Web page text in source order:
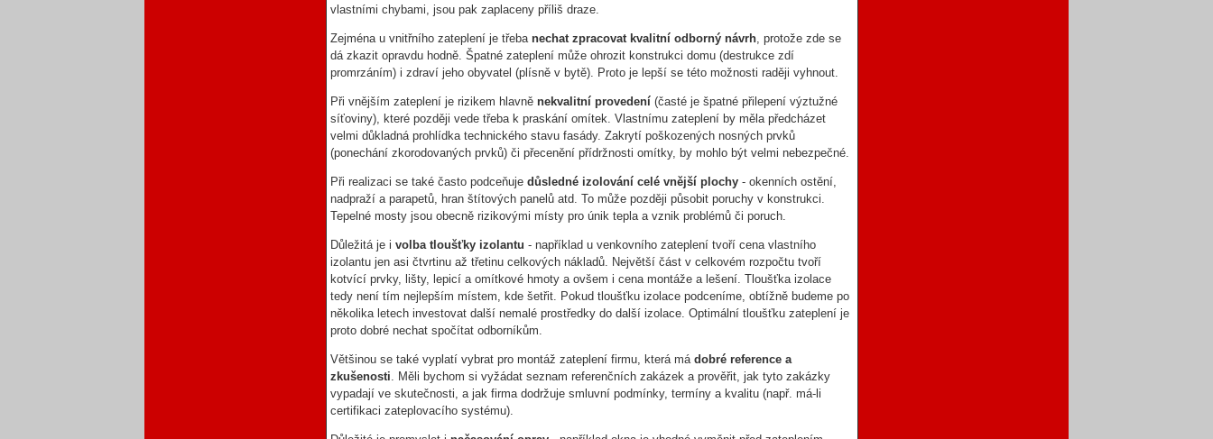
vlastními chybami, jsou pak zaplaceny příliš draze.
Zejména u vnitřního zateplení je třebanechat zpracovat kvalitní odborný návrh, protože zde se
dá zkazit opravdu hodně. Špatné zateplení může ohrozit konstrukci domu (destrukce zdí
promrzáním) i zdraví jeho obyvatel (plísně v bytě). Proto je lepší se této možnosti raději vyhnout.
Při vnějším zateplení je rizikem hlavněnekvalitní provedení (časté je špatné přilepení výztužné
síťoviny), které později vede třeba k praskání omítek. Vlastnímu zateplení by měla předcházet
velmi důkladná prohlídka technického stavu fasády. Zakrytí poškozených nosných prvků
(ponechání zkorodovaných prvků) či přecenění přídržnosti omítky, by mohlo být velmi nebezpečné.
Při realizaci se také často podceňujedůsledné izolování celé vnější plochy - okenních ostění,
nadpraží a parapetů, hran štítových panelů atd. To může později působit poruchy v konstrukci.
Tepelné mosty jsou obecně rizikovými místy pro únik tepla a vznik problémů či poruch.
Důležitá je ivolba tloušťky izolantu - například u venkovního zateplení tvoří cena vlastního
izolantu jen asi čtvrtinu až třetinu celkových nákladů. Největší část v celkovém rozpočtu tvoří
kotvící prvky, lišty, lepicí a omítkové hmoty a ovšem i cena montáže a lešení. Tloušťka izolace
tedy není tím nejlepším místem, kde šetřit. Pokud tloušťku izolace podceníme, obtížně budeme po
několika letech investovat další nemalé prostředky do další izolace. Optimální tloušťku zateplení je
proto dobré nechat spočítat odborníkům.
Většinou se také vyplatí vybrat pro montáž zateplení firmu, která mádobré reference a
zkušenosti. Měli bychom si vyžádat seznam referenčních zakázek a prověřit, jak tyto zakázky
vypadají ve skutečnosti, a jak firma dodržuje smluvní podmínky, termíny a kvalitu (např. má-li
certifikaci zateplovacího systému).